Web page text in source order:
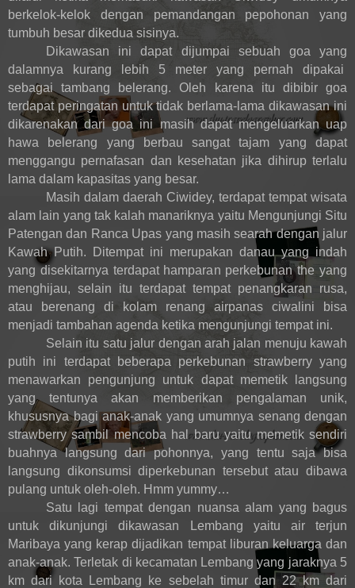
berkelok-kelok dengan pemandangan pepohonan yang
tumbuh besar dikedua sisinya.
Dikawasan ini dapat dijumpai sebuah goa yang
dalamnya kurang lebih 5 meter yang pernah dipakai
sebagai tambang belerang. Oleh karena itu dibibir goa
terdapat peringatan untuk tidak berlama-lama dikawasan ini
dikarenakan dari goa ini masih dapat mengeluarkan uap
hawa belerang yang berbau sangat tajam yang dapat
menggangu pernafasan dan kesehatan jika dihirup terlalu
lama dalam kapasitas yang besar.
Masih dalam daerah Ciwidey, terdapat tempat wisata
alam lain yang tak kalah manariknya yaitu Mengunjungi Situ
Patengan dan Ranca Upas yang masih searah dengan jalur
Kawah Putih. Ditempat ini merupakan danau yang indah
yang disekitarnya terdapat hamparan perkebunan the yang
menghijau, selain itu terdapat tempat penangkaran rusa,
atau berenang di kolam renang airpanas ciwalini bisa
menjadi tambahan agenda ketika mengunjungi tempat ini.
Selain itu satu jalur dengan arah jalan menuju kawah
putih ini terdapat beberapa perkebunan strawberry yang
menawarkan pengunjung untuk dapat memetik langsung
yang tentunya akan memberikan pengalaman unik,
khususnya bagi anak-anak yang umumnya senang dengan
strawberry sambil mencoba hal baru yaitu memetik sendiri
buahnya langsung dari pohonnya, yang tentu saja bisa
langsung dikonsumsi diperkebunan tersebut atau dibawa
pulang untuk oleh-oleh. Hmm yummy…
Satu lagi tempat dengan nuansa alam yang bagus
untuk dikunjungi dikawasan Lembang yaitu air terjun
Maribaya yang kerap dijadikan tempat liburan keluarga dan
anak-anak. Terletak di kecamatan Lembang yang jaraknya 5
km dari kota Lembang ke sebelah timur dan 22 km dari